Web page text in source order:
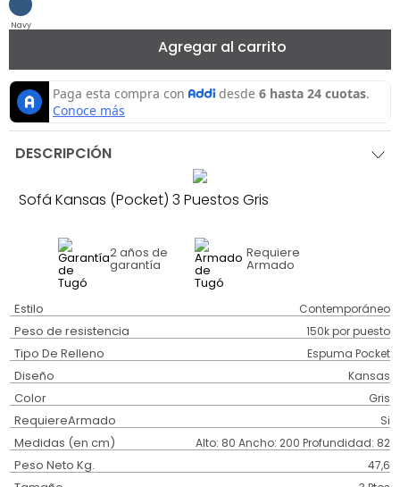
Navy
Agregar al carrito
DESCRIPCIÓN
Sofá Kansas (Pocket) 3 Puestos Gris
2 años de
garantía
Requiere
Armado
Estilo Contemporáneo
Peso de resistencia 150k por puesto
Tipo De Relleno Espuma Pocket
Diseño Kansas
Color Gris
RequiereArmado Si
Medidas (en cm) Alto: 80 Ancho: 200 Profundidad: 82
Peso Neto Kg. 47,6